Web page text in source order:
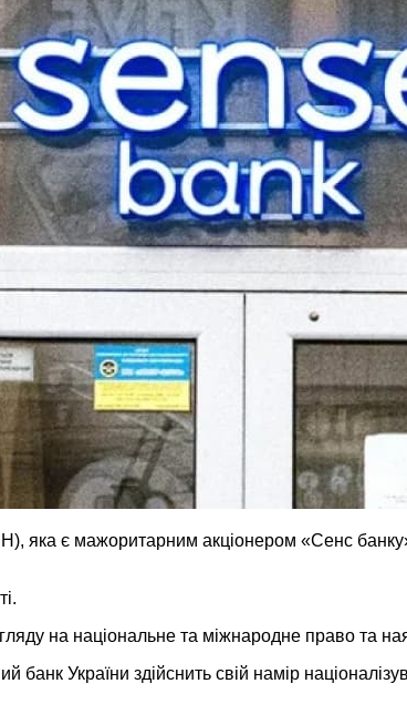
яка є мажоритарним акціонером «Сенс банку»
на національне та міжнародне право та
України здійснить свій намір